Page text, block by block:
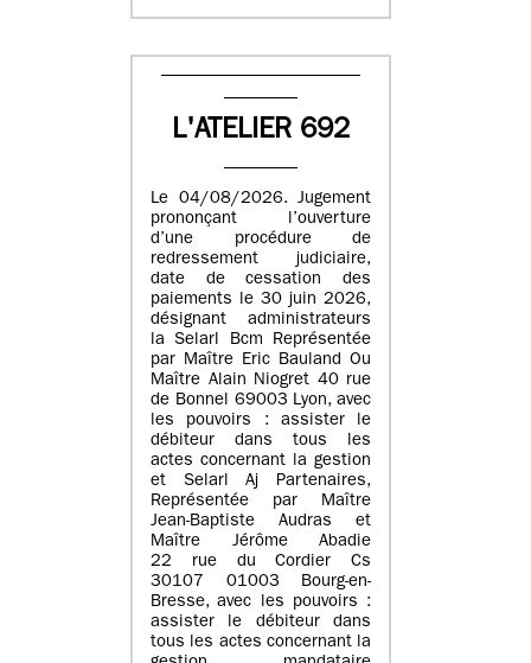
L'ATELIER 692
Le 04/08/2026. Jugement
prononçant l’ouverture
d’une procédure de
redressement judiciaire,
date de cessation des
paiements le 30 juin 2026,
désignant administrateurs
la Selarl Bcm Représentée
par Maître Eric Bauland Ou
Maître Alain Niogret 40 rue
de Bonnel 69003 Lyon, avec
les pouvoirs : assister le
débiteur dans tous les
actes concernant la gestion
et Selarl Aj Partenaires,
Représentée par Maître
Jean-Baptiste Audras et
Maître Jérôme Abadie
22 rue du Cordier Cs
30107 01003 Bourg-en-
Bresse, avec les pouvoirs :
assister le débiteur dans
tous les actes concernant la